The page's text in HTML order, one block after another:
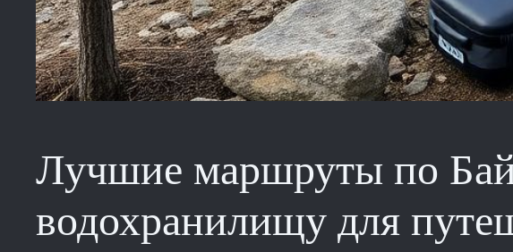
Лучшие маршруты по
водохранилищу для